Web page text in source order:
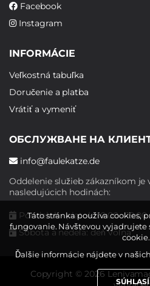
Facebook
Instagram
INFORMÁCIE
Veľkostná tabuľka
Doručenie a platba
Vrátiť a vymeniť
ОБСЛУЖВАНЕ НА
info@faulekatze.de
Oddelenie služieb zákazníkom
nasledujúcich hodinách:
Pondelok - piatok: 10:00 - 19:00
Sobota a nedeľa: deň voľna
Copyright © 2026
Táto stránka používa cookies,
fungovanie. Návštevou vyjadrujete
cookie.
Ďalšie informácie nájdete v našich